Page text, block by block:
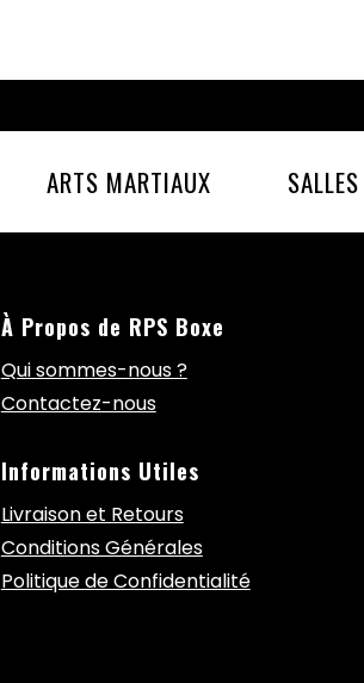
ARTS MARTIAUX SALLES
À Propos de RPS Boxe
Qui sommes-nous ?
Contactez-nous
Informations Utiles
Livraison et Retours
Conditions Générales
Politique de Confidentialité